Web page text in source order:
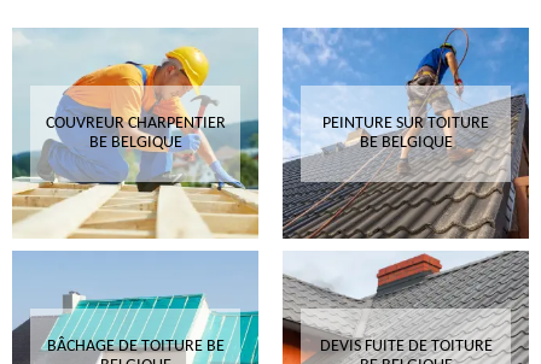
COUVREUR CHARPENTIER
BE BELGIQUE
PEINTURE SUR TOITURE
BE BELGIQUE
BÂCHAGE DE TOITURE BE
DEVIS FUITE DE TOITURE